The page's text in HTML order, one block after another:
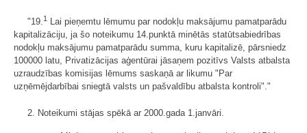
"19.1
Lai pieņemtu lēmumu par nodokļu maksājumu pamatparādu
kapitalizāciju, ja šo noteikumu 14.punktā minētās statūtsabiedrības
nodokļu maksājumu pamatparādu summa, kuru kapitalizē, pārsniedz
100000 latu, Privatizācijas aģentūrai jāsaņem pozitīvs Valsts atbalsta
uzraudzības komisijas lēmums saskaņā ar likumu "Par
uzņēmējdarbībai sniegtā valsts un pašvaldību atbalsta kontroli"."
2. Noteikumi stājas spēkā ar 2000.gada 1.janvāri.